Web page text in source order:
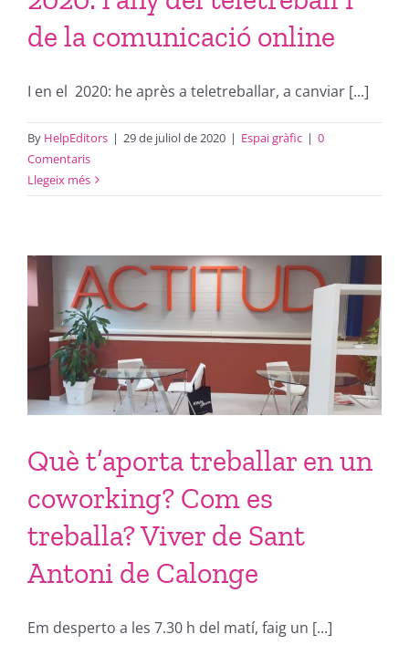
de la comunicació online
I en el 2020: he après a teletreballar, a canviar [...]
By HelpEditors | 29 de juliol de 2020 | Espai gràfic | 0
Comentaris
Llegeix més
Què t’aporta treballar en un
coworking? Com es
treballa? Viver de Sant
Antoni de Calonge
Em desperto a les 7.30 h del matí, faig un [...]